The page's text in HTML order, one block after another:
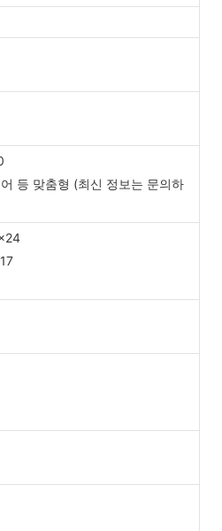
등 맞춤형 (최신 정보는 문의하